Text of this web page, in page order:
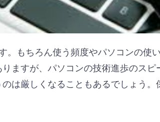
。もちろん使う頻度やパソコンの使
ますが、パソコンの技術進歩のス
は厳しくなることもあるでしょう